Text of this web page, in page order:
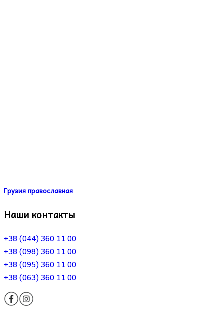
Грузия православная
Наши контакты
+38 (044) 360 11 00
+38 (098) 360 11 00
+38 (095) 360 11 00
+38 (063) 360 11 00